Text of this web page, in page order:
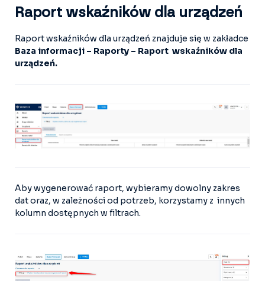
Raport wskaźników dla urządzeń
Raport wskaźników dla urządzeń znajduje się w zakładce
Baza informacji – Raporty – Raport wskaźników dla
urządzeń.
Aby wygenerować raport, wybieramy dowolny zakres
dat oraz, w zależności od potrzeb, korzystamy z innych
kolumn dostępnych w filtrach.